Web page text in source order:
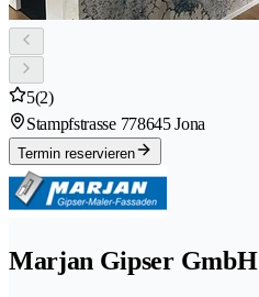
5(2)
Stampfstrasse 778645 Jona
Termin reservieren
Marjan Gipser GmbH